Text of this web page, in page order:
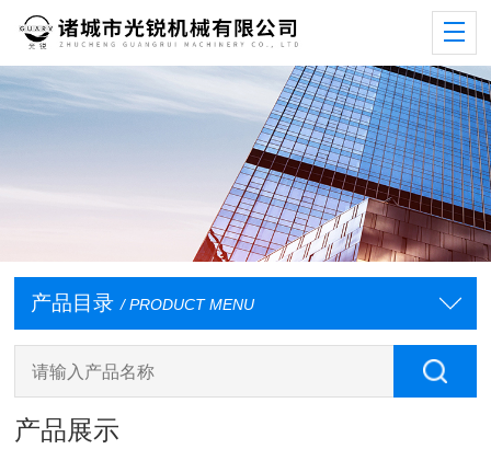
产品目录 / PRODUCT MENU
产品展示